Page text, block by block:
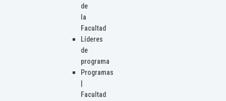
de
la
Facultad
Líderes
de
programa
Programas
Facultad